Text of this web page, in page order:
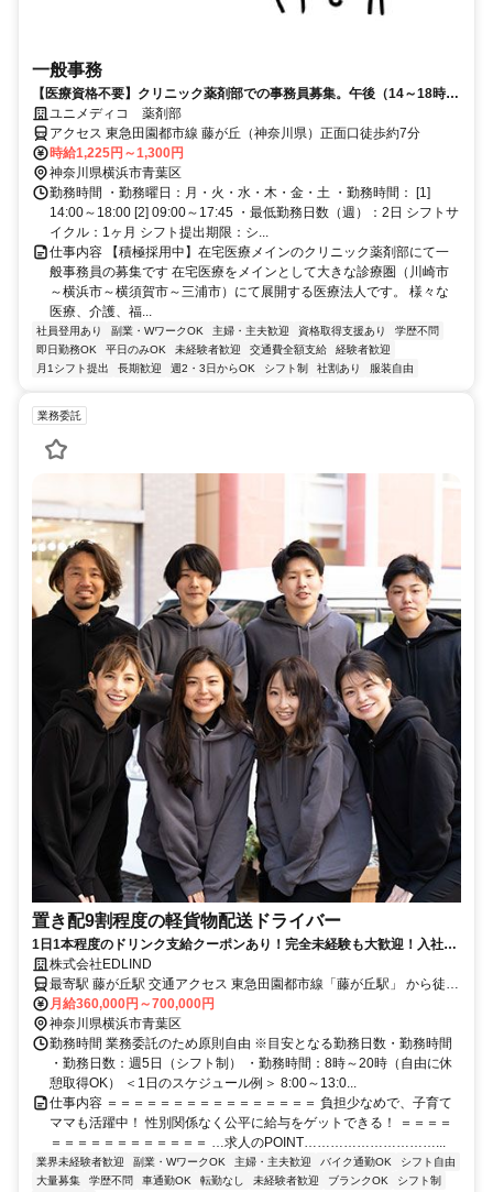
一般事務
【医療資格不要】クリニック薬剤部での事務員募集。午後（14～18時）
に勤務できる方お待ちしています！
ユニメディコ 薬剤部
アクセス 東急田園都市線 藤が丘（神奈川県）正面口徒歩約7分
時給1,225円～1,300円
神奈川県横浜市青葉区
勤務時間 ・勤務曜日：月・火・水・木・金・土 ・勤務時間： [1]
14:00～18:00 [2] 09:00～17:45 ・最低勤務日数（週）：2日 シフトサ
イクル：1ヶ月 シフト提出期限：シ...
仕事内容 【積極採用中】在宅医療メインのクリニック薬剤部にて一
般事務員の募集です 在宅医療をメインとして大きな診療圏（川崎市
～横浜市～横須賀市～三浦市）にて展開する医療法人です。 様々な
医療、介護、福...
社員登用あり 副業・WワークOK 主婦・主夫歓迎 資格取得支援あり
学歴不問
即日勤務OK
平日のみOK 未経験者歓迎 交通費全額支給
経験者歓迎
月1シフト提出
長期歓迎 週2・3日からOK シフト制 社割あり 服装自由
業務委託
置き配9割程度の軽貨物配送ドライバー
1日1本程度のドリンク支給クーポンあり！完全未経験も大歓迎！入社3
ヶ月以内に90％が月50万円を達成しています。
株式会社EDLIND
最寄駅 藤が丘駅 交通アクセス 東急田園都市線「藤が丘駅」 から徒歩
8分 ●転勤なし ●車・バイク通勤OK
月給360,000円～700,000円
神奈川県横浜市青葉区
勤務時間 業務委託のため原則自由 ※目安となる勤務日数・勤務時間
・勤務日数：週5日（シフト制） ・勤務時間：8時～20時（自由に休
憩取得OK） ＜1日のスケジュール例＞ 8:00～13:0...
仕事内容 ＝＝＝＝＝＝＝＝＝＝＝＝＝＝＝＝ 負担少なめで、子育て
ママも活躍中！ 性別関係なく公平に給与をゲットできる！ ＝＝＝＝
＝＝＝＝＝＝＝＝＝＝＝＝ …求人のPOINT…………………………...
業界未経験者歓迎 副業・WワークOK 主婦・主夫歓迎 バイク通勤OK
シフト自由
大量募集
学歴不問 車通勤OK 転勤なし 未経験者歓迎 ブランクOK
シフト制